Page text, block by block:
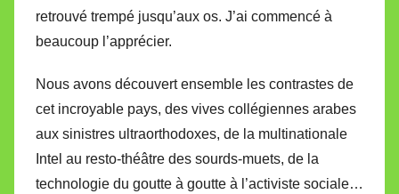
retrouvé trempé jusqu’aux os. J’ai commencé à
beaucoup l’apprécier.
Nous avons découvert ensemble les contrastes de
cet incroyable pays, des vives collégiennes arabes
aux sinistres ultraorthodoxes, de la multinationale
Intel au resto-théâtre des sourds-muets, de la
technologie du goutte à goutte à l’activiste sociale…